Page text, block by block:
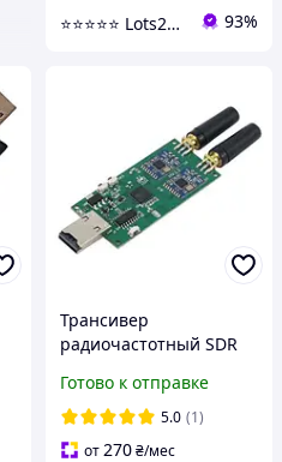
⭐️⭐️⭐️⭐️⭐️ Lots24.com.ua 93%
Трансивер
радиочастотный SDR
300МГц-2.4ГГц, Evil
Crow RF v2, USB 2.0,
CC1101
Готово к отправке
5.0 (1)
от270₴/мес